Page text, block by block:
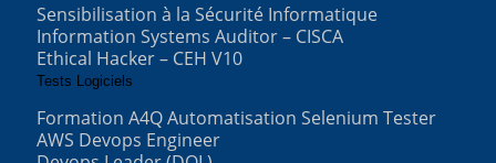
Sensibilisation à la Sécurité Informatique
Information Systems Auditor – CISCA
Ethical Hacker – CEH V10
Tests Logiciels
Formation A4Q Automatisation Selenium Tester
AWS Devops Engineer